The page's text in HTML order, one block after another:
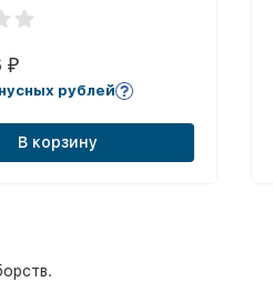
₽
рублей
В корзину